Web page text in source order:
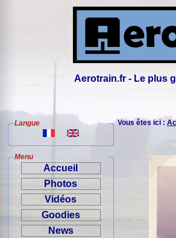
Aerotrain.fr - Le plus
Langue
Menu
Accueil
Photos
Vidéos
Goodies
News
Vous êtes ici :